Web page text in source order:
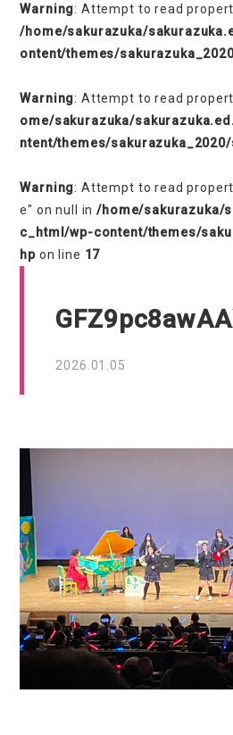
Warning: Attempt to read
/home/sakurazuka/
ontent/themes/
Warning: Attempt to read
ome/sakurazuka/
ntent/themes/
Warning: Attempt to read
e" on null in/home/sakurazuka/
c_html/wp-content/themes/
hp on line 17
2026.01.05